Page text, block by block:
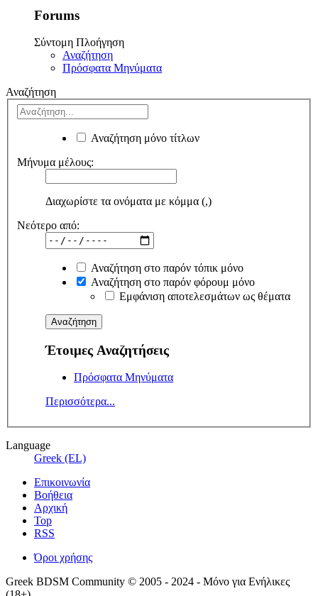
Forums
Σύντομη Πλοήγηση
Αναζήτηση
Πρόσφατα Μηνύματα
Αναζήτηση
Αναζήτηση μόνο τίτλων
Μήνυμα μέλους:
Διαχωρίστε τα ονόματα με κόμμα (,)
Νεότερο από:
Αναζήτηση στο παρόν τόπικ μόνο
Αναζήτηση στο παρόν φόρουμ μόνο
Εμφάνιση αποτελεσμάτων ως θέματα
Έτοιμες Αναζητήσεις
Πρόσφατα Μηνύματα
Περισσότερα...
Language
Greek (EL)
Επικοινωνία
Βοήθεια
Αρχική
Top
RSS
Όροι χρήσης
Greek BDSM Community © 2005 - 2024 - Μόνο για Ενήλικες